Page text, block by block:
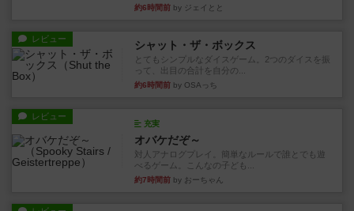
約6時間前 by ジェイとと
レビュー シャット・ザ・ボックス
とてもシンプルなダイスゲーム。2つのダイスを振
って、出目の合計を自分の...
約6時間前 by OSAっち
レビュー
充実
オバケだぞ～
対人アナログプレイ。簡単なルールで誰とでも遊
べるゲーム。こんなの子ども...
約7時間前 by おーちゃん